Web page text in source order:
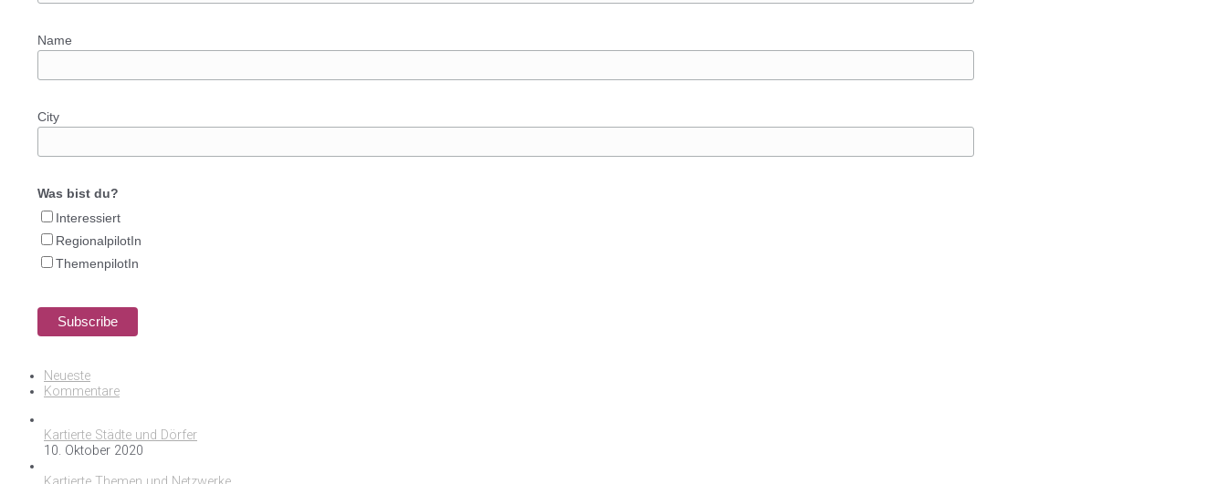
Name
City
Was bist du?
Interessiert
RegionalpilotIn
ThemenpilotIn
Neueste
Kommentare
Kartierte Städte und Dörfer
10. Oktober 2020